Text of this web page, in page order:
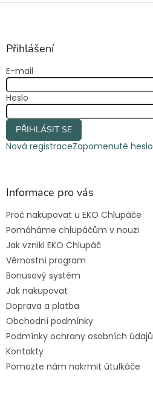
Z
Přihlášení
E-mail
Heslo
PŘIHLÁSIT SE
Nová registraceZapomenuté heslo
Informace pro vás
Proč nakupovat u EKO Chlupáče
Pomáháme chlupáčům v nouzi
Jak vznikl EKO Chlupáč
Věrnostní program
Bonusový systém
Jak nakupovat
Doprava a platba
Obchodní podmínky
Podmínky ochrany osobních údajů
Kontakty
Pomozte nám nakrmit útulkáče